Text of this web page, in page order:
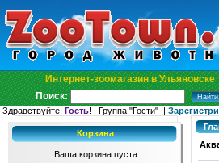
Интернет-зоомагазин в Ульяновске
Поиск:
Здравствуйте, Гость! | Группа "Гости" |
Корзина
Ваша корзина пуста